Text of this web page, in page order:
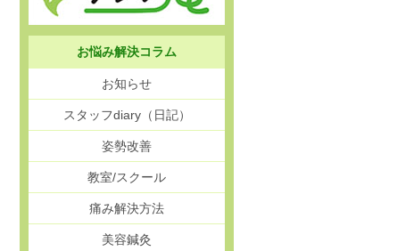
お悩み解決コラム
お知らせ
スタッフdiary（日記）
姿勢改善
教室/スクール
痛み解決方法
美容鍼灸